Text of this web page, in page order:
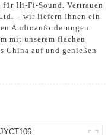
Hi-Fi-Sound. Vertrauen
– wir liefern Ihnen ein
Audioanforderungen
mit unserem flachen
China auf und genießen